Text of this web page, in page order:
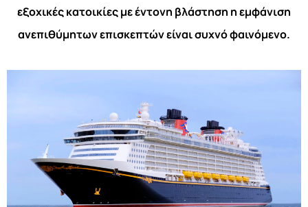
εξοχικές κατοικίες με έντονη βλάστηση η εμφάνιση
ανεπιθύμητων επισκεπτών είναι συχνό φαινόμενο.